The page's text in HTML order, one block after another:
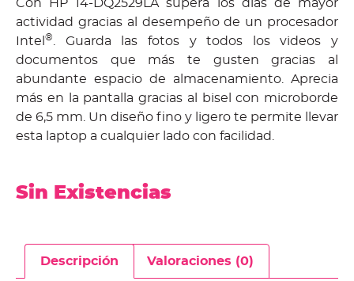
Con HP 14-DQ2529LA supera los días de mayor
actividad gracias al desempeño de un procesador
Intel ®
. Guarda las fotos y todos los videos y
documentos que más te gusten gracias al
abundante espacio de almacenamiento. Aprecia
más en la pantalla gracias al bisel con microborde
de 6,5 mm. Un diseño fino y ligero te permite llevar
esta laptop a cualquier lado con facilidad.
Sin Existencias
Descripción Valoraciones (0)